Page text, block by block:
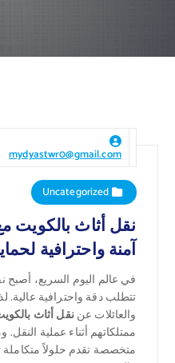
ت
mydyastwr0@gmail.com
Uncategorized
نقل أثاث بالكويت
آمنة واحترافية
في عالم اليوم السريع، أصبح
تتطلب دقة واحترافية عالية.
والعائلات عننقل أثاث
ممتلكاتهم أثناء عملية
متخصصة تقدم حلولاً متكاملة